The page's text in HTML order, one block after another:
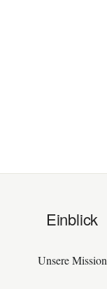
Einblick
Unsere Mission